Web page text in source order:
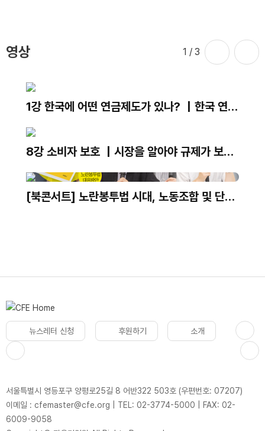
영상 1 / 3
1강 한국에 어떤 연금제도가 있나? ｜한국 연금
제도의 현재와 미래｜김용하 교수
8강 소비자 보호 ｜시장을 알아야 규제가 보인
다｜최병선 명예교수
[북콘서트] 노란봉투법 시대, 노동조합 및 단체
뉴스레터 신청 후원하기 소개
서울특별시 영등포구 양평로25길 8 어반322 503호 (우편번호: 07207)
이메일 : cfemaster@cfe.org
TEL: 02-3774-5000
FAX: 02-
6009-9058